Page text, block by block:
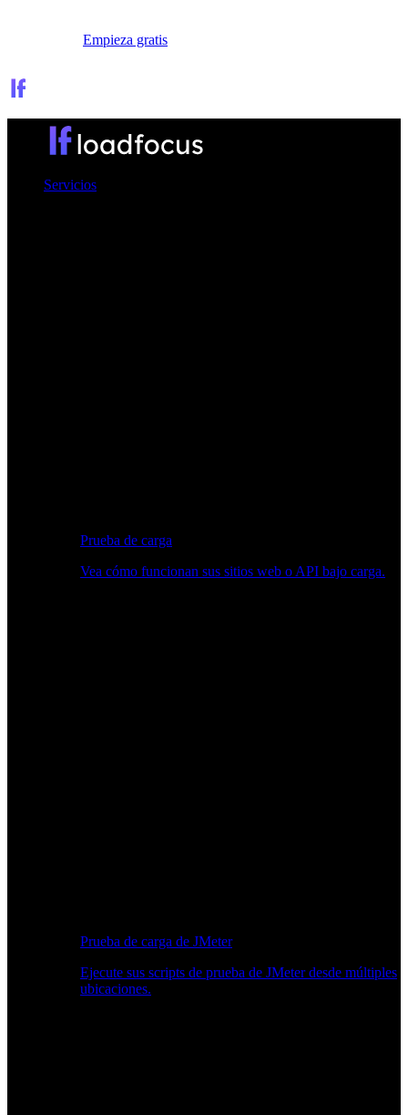
Empieza gratis
Servicios
Prueba de carga
Vea cómo funcionan sus sitios web o API bajo carga.
Prueba de carga de JMeter
Ejecute sus scripts de prueba de JMeter desde múltiples
ubicaciones.